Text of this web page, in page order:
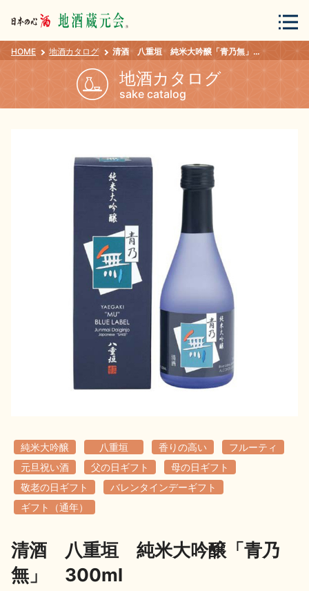
会員登録 ログイン
地酒カタログ
地酒解体新書
HOME 地酒カタログ 清酒 八重垣 純米大吟醸「青乃無」 300ml
地酒カタログ
sake catalog
純米大吟醸 八重垣 香りの高い
フルーティ
元旦祝い酒
父の日ギフト
母の日ギフト
敬老の日ギフト
バレンタインデーギフト
ギフト（通年）
清酒 八重垣 純米大吟醸「青乃
無」 300ml